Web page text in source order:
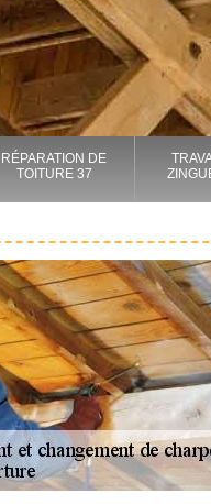
RÉPARATION DE
TOITURE 37